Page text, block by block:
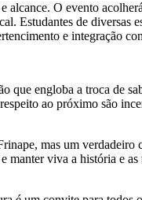
O evento
Estudantes de diversas
e integração
engloba a troca de
ao próximo são
mas um
manter viva a história e